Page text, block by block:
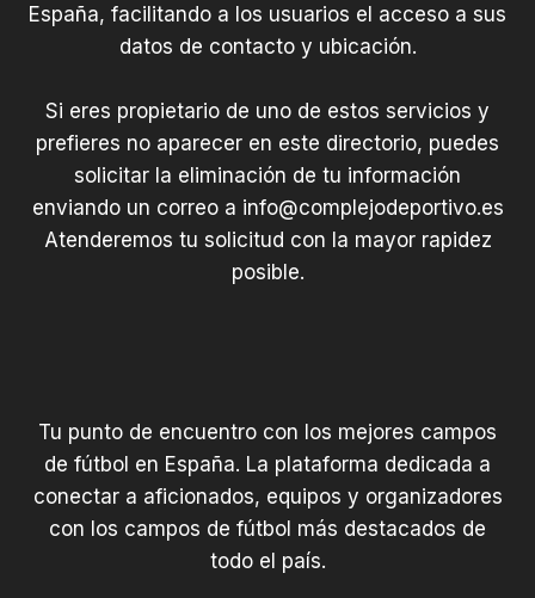
España, facilitando a los usuarios el acceso a sus
datos de contacto y ubicación.
Si eres propietario de uno de estos servicios y
prefieres no aparecer en este directorio, puedes
solicitar la eliminación de tu información
enviando un correo a info@complejodeportivo.es
Atenderemos tu solicitud con la mayor rapidez
posible.
Tu punto de encuentro con los mejores campos
de fútbol en España. La plataforma dedicada a
conectar a aficionados, equipos y organizadores
con los campos de fútbol más destacados de
todo el país.